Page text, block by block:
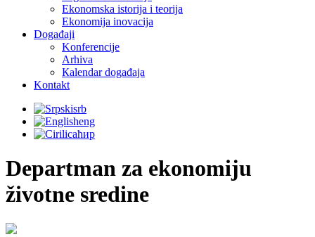
Ekonomska istorija i teorija
Ekonomija inovacija
Događaji
Konferencije
Arhiva
Кalendar događaja
Kontakt
srb
eng
ћир
Departman za ekonomiju
životne sredine